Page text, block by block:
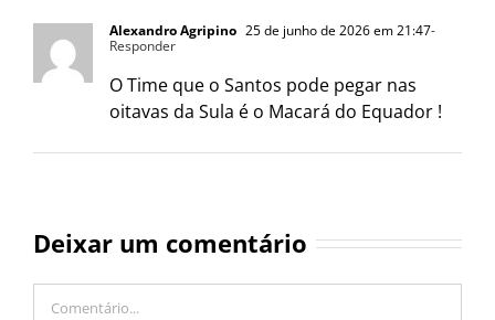
Alexandro Agripino 25 de junho de 2026 em 21:47-
Responder
O Time que o Santos pode pegar nas
oitavas da Sula é o Macará do Equador !
Deixar um comentário